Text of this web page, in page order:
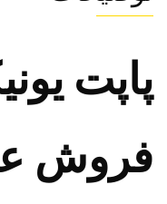
پاپت
فروش